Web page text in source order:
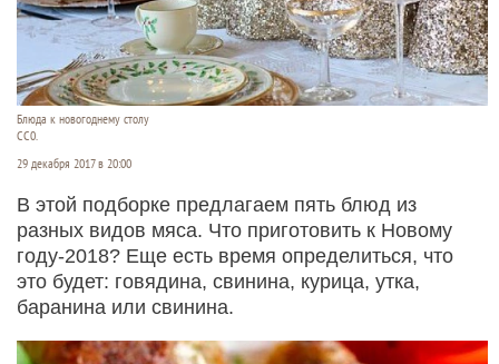
Блюда к новогоднему столу
СС0.
29 декабря 2017 в 20:00
В этой подборке предлагаем пять блюд из
разных видов мяса. Что приготовить к Новому
году-2018? Еще есть время определиться, что
это будет: говядина, свинина, курица, утка,
баранина или свинина.